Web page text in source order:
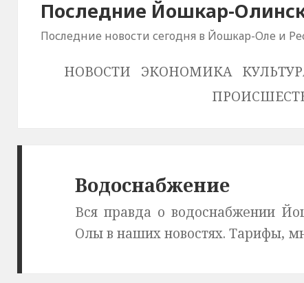
Последние Йошкар-
Последние новости сегодня в Йошкар-Оле и
НОВОСТИ ЭКОНОМИКА
Водоснабжение
Вся правда о водоснабжении
Олы в наших новостях. Тарифы,